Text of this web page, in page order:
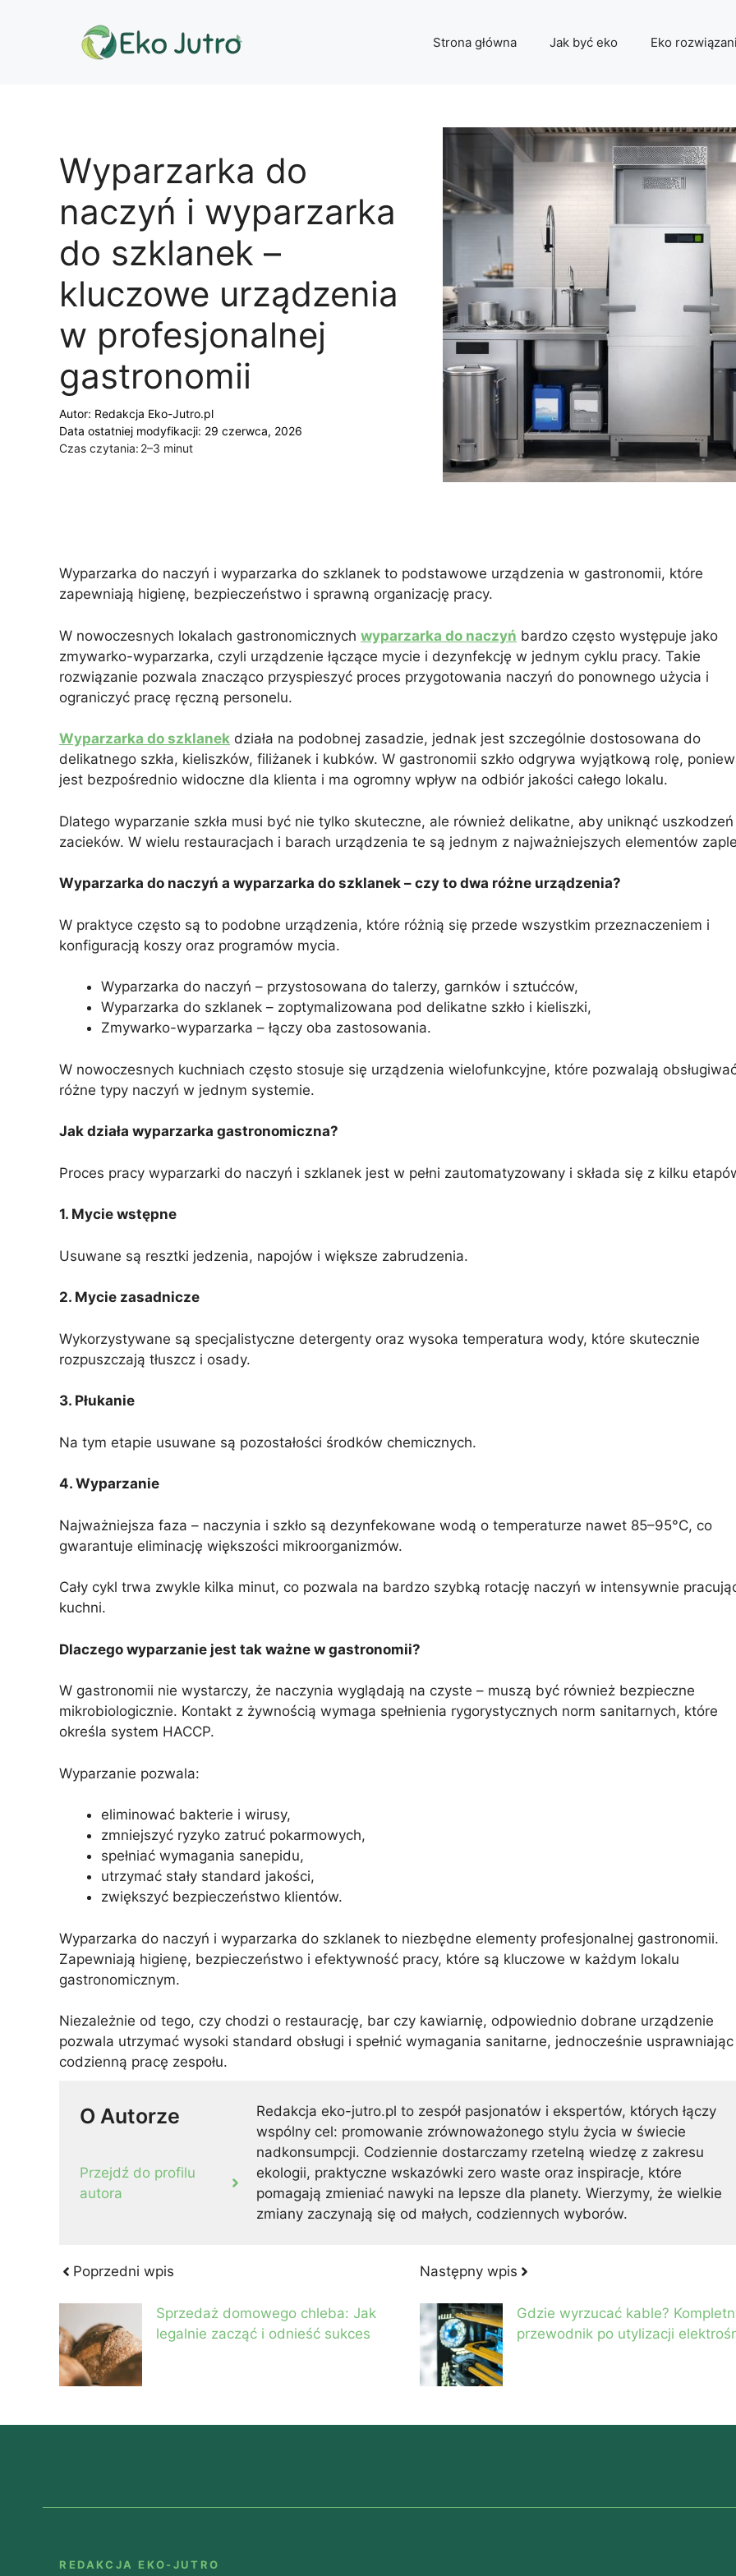
Strona główna Jak być eko Eko
Wyparzarka do
naczyń i wyparzarka
do szklanek –
kluczowe urządzenia
w profesjonalnej
gastronomii
Autor: Redakcja Eko-Jutro.pl
Data ostatniej modyfikacji: 29 czerwca, 2026
Czas czytania: 2–3 minut
Wyparzarka do naczyń i wyparzarka do szklanek to podstawowe urządzenia w gastronomii, które
zapewniają higienę, bezpieczeństwo i sprawną organizację pracy.
W nowoczesnych lokalach gastronomicznych wyparzarka do naczyń bardzo często występuje jako
zmywarko-wyparzarka, czyli urządzenie łączące mycie i dezynfekcję w jednym cyklu pracy. Takie
rozwiązanie pozwala znacząco przyspieszyć proces przygotowania naczyń do ponownego użycia i
ograniczyć pracę ręczną personelu.
Wyparzarka do szklanek działa na podobnej zasadzie, jednak jest szczególnie dostosowana do
delikatnego szkła, kieliszków, filiżanek i kubków. W gastronomii szkło odgrywa wyjątkową rolę,
jest bezpośrednio widoczne dla klienta i ma ogromny wpływ na odbiór jakości całego lokalu.
Dlatego wyparzanie szkła musi być nie tylko skuteczne, ale również delikatne, aby uniknąć
zacieków. W wielu restauracjach i barach urządzenia te są jednym z najważniejszych elementów
Wyparzarka do naczyń a wyparzarka do szklanek – czy to dwa różne urządzenia?
W praktyce często są to podobne urządzenia, które różnią się przede wszystkim przeznaczeniem i
konfiguracją koszy oraz programów mycia.
Wyparzarka do naczyń – przystosowana do talerzy, garnków i sztućców,
Wyparzarka do szklanek – zoptymalizowana pod delikatne szkło i kieliszki,
Zmywarko-wyparzarka – łączy oba zastosowania.
W nowoczesnych kuchniach często stosuje się urządzenia wielofunkcyjne, które pozwalają
różne typy naczyń w jednym systemie.
Jak działa wyparzarka gastronomiczna?
Proces pracy wyparzarki do naczyń i szklanek jest w pełni zautomatyzowany i składa się z kilku
1. Mycie wstępne
Usuwane są resztki jedzenia, napojów i większe zabrudzenia.
2. Mycie zasadnicze
Wykorzystywane są specjalistyczne detergenty oraz wysoka temperatura wody, które skutecznie
rozpuszczają tłuszcz i osady.
3. Płukanie
Na tym etapie usuwane są pozostałości środków chemicznych.
4. Wyparzanie
Najważniejsza faza – naczynia i szkło są dezynfekowane wodą o temperaturze nawet 85–95°C, co
gwarantuje eliminację większości mikroorganizmów.
Cały cykl trwa zwykle kilka minut, co pozwala na bardzo szybką rotację naczyń w intensywnie
kuchni.
Dlaczego wyparzanie jest tak ważne w gastronomii?
W gastronomii nie wystarczy, że naczynia wyglądają na czyste – muszą być również bezpieczne
mikrobiologicznie. Kontakt z żywnością wymaga spełnienia rygorystycznych norm sanitarnych, które
określa system HACCP.
Wyparzanie pozwala:
eliminować bakterie i wirusy,
zmniejszyć ryzyko zatruć pokarmowych,
spełniać wymagania sanepidu,
utrzymać stały standard jakości,
zwiększyć bezpieczeństwo klientów.
Wyparzarka do naczyń i wyparzarka do szklanek to niezbędne elementy profesjonalnej gastronomii.
Zapewniają higienę, bezpieczeństwo i efektywność pracy, które są kluczowe w każdym lokalu
gastronomicznym.
Niezależnie od tego, czy chodzi o restaurację, bar czy kawiarnię, odpowiednio dobrane urządzenie
pozwala utrzymać wysoki standard obsługi i spełnić wymagania sanitarne, jednocześnie usprawniając
codzienną pracę zespołu.
O Autorze
Przejdź do profilu
autora
Redakcja eko-jutro.pl to zespół pasjonatów i ekspertów, których łączy
wspólny cel: promowanie zrównoważonego stylu życia w świecie
nadkonsumpcji. Codziennie dostarczamy rzetelną wiedzę z zakresu
ekologii, praktyczne wskazówki zero waste oraz inspiracje, które
pomagają zmieniać nawyki na lepsze dla planety. Wierzymy, że wielkie
zmiany zaczynają się od małych, codziennych wyborów.
Poprzedni wpis
Sprzedaż domowego chleba: Jak
legalnie zacząć i odnieść sukces
Następny wpis
Gdzie wyrzucać kable?
przewodnik po utylizacji
REDAKCJA EKO-JUTRO